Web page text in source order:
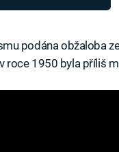
podána obžaloba
roce 1950 byla příliš